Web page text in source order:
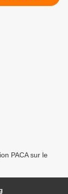
Pays du GARD >
PACA sur le